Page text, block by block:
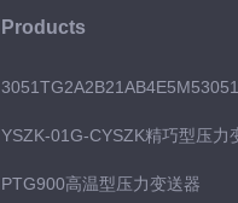
Products
YSZK-01G-CYSZK精巧型压力
PTG900高温型压力变送器